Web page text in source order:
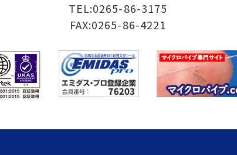
TEL:0265-86-3175
FAX:0265-86-4221